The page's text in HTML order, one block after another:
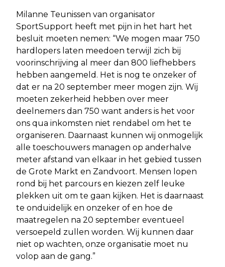
Milanne Teunissen van organisator
SportSupport heeft met pijn in het hart het
besluit moeten nemen: “We mogen maar 750
hardlopers laten meedoen terwijl zich bij
voorinschrijving al meer dan 800 liefhebbers
hebben aangemeld. Het is nog te onzeker of
dat er na 20 september meer mogen zijn. Wij
moeten zekerheid hebben over meer
deelnemers dan 750 want anders is het voor
ons qua inkomsten niet rendabel om het te
organiseren. Daarnaast kunnen wij onmogelijk
alle toeschouwers managen op anderhalve
meter afstand van elkaar in het gebied tussen
de Grote Markt en Zandvoort. Mensen lopen
rond bij het parcours en kiezen zelf leuke
plekken uit om te gaan kijken. Het is daarnaast
te onduidelijk en onzeker of en hoe de
maatregelen na 20 september eventueel
versoepeld zullen worden. Wij kunnen daar
niet op wachten, onze organisatie moet nu
volop aan de gang.”